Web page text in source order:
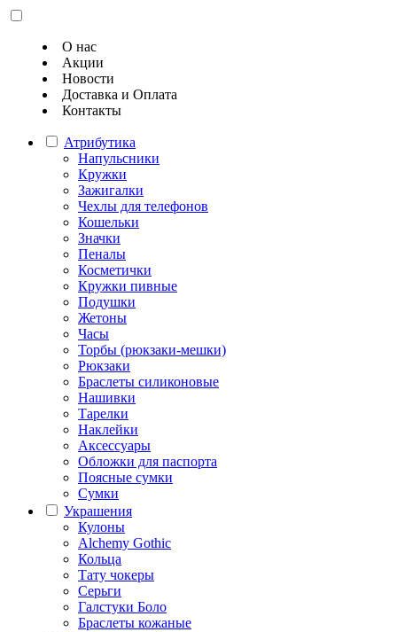
О нас
Акции
Новости
Доставка и Оплата
Контакты
Атрибутика
Напульсники
Кружки
Зажигалки
Чехлы для телефонов
Кошельки
Значки
Пеналы
Косметички
Кружки пивные
Подушки
Жетоны
Часы
Торбы (рюкзаки-мешки)
Рюкзаки
Браслеты силиконовые
Нашивки
Тарелки
Наклейки
Аксессуары
Обложки для паспорта
Поясные сумки
Сумки
Украшения
Кулоны
Alchemy Gothic
Кольца
Тату чокеры
Серьги
Галстуки Боло
Браслеты кожаные